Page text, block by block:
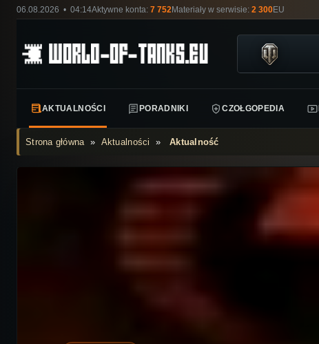
06.08.2026 • 04:14Aktywne konta: 7 752Materiały w serwisie: 2 300EU
AKTUALNOŚCI PORADNIKI CZOŁGOPEDIA
Strona główna» Aktualności »Aktualność